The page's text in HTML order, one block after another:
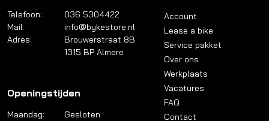
Telefoon:
036 5304422
Mail:
info@bykestore.nl
Adres:
Brouwerstraat 8B
1315 BP Almere
Openingstijden
Maandag:
Gesloten
Account
Lease a bike
Service pakket
Over ons
Werkplaats
Vacatures
FAQ
Contact